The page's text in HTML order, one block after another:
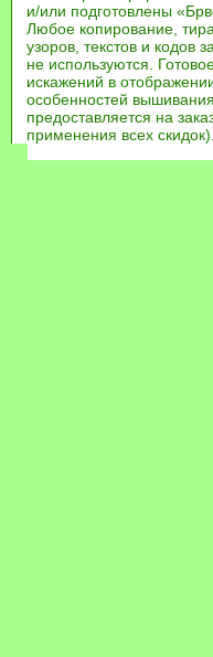
и/или подготовлены
Любое копирование,
узоров, текстов и
не используются.
искажений в
особенностей
предоставляется на
применения всех скидок).